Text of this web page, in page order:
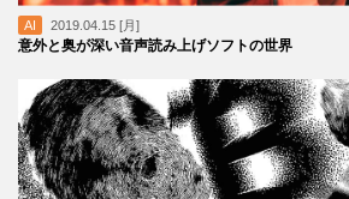
AI 2019.04.15 [月]
意外と奥が深い音声読み上げソフトの世界